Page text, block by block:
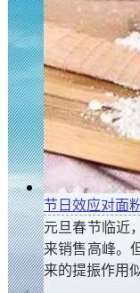
时评：推动粮
眼下，我国又
今年秋粮收购
已发布《关于
储备局又印发
节日效应对面
元旦春节临近
来销售高峰。
来的提振作用